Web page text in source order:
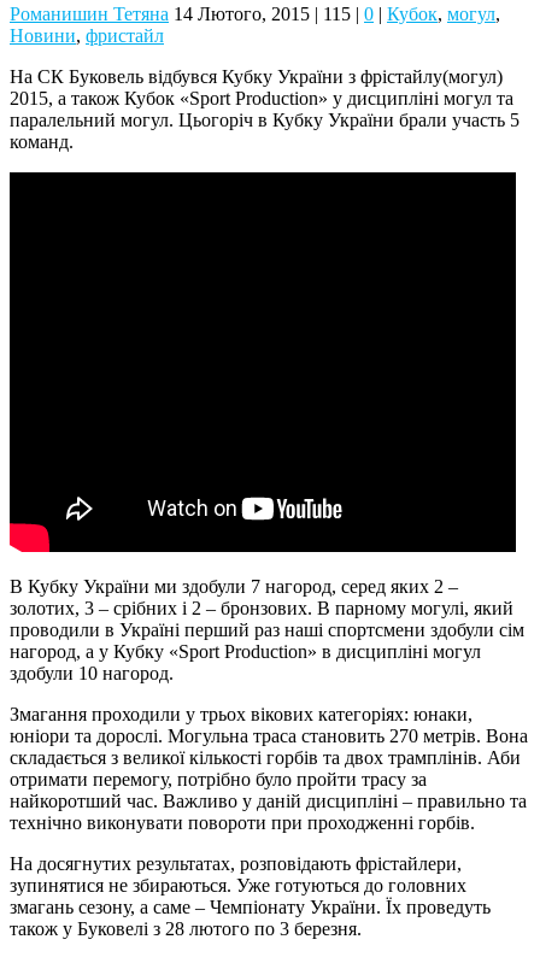
Романишин Тетяна 14 Лютого, 2015 | 115 | 0 | Кубок, могул,
Новини, фристайл
На СК Буковель відбувся Кубку України з фрістайлу(могул)
2015, а також Кубок «Sport Production» у дисципліні могул та
паралельний могул. Цьогоріч в Кубку України брали участь 5
команд.
В Кубку України ми здобули 7 нагород, серед яких 2 –
золотих, 3 – срібних і 2 – бронзових. В парному могулі, який
проводили в Україні перший раз наші спортсмени здобули сім
нагород, а у Кубку «Sport Production» в дисципліні могул
здобули 10 нагород.
Змагання проходили у трьох вікових категоріях: юнаки,
юніори та дорослі. Могульна траса становить 270 метрів. Вона
складається з великої кількості горбів та двох трамплінів. Аби
отримати перемогу, потрібно було пройти трасу за
найкоротший час. Важливо у даній дисципліні – правильно та
технічно виконувати повороти при проходженні горбів.
На досягнутих результатах, розповідають фрістайлери,
зупинятися не збираються. Уже готуються до головних
змагань сезону, а саме – Чемпіонату України. Їх проведуть
також у Буковелі з 28 лютого по 3 березня.